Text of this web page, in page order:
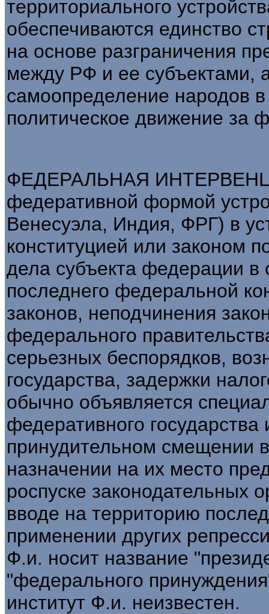
территориального
обеспечиваются единство
на основе разграничения
между РФ и ее субъектами,
самоопределение народов
политическое движение за
ФЕДЕРАЛЬНАЯ
федеративной формой
Венесуэла, Индия, ФРГ) в
конституцией или законом
дела субъекта федерации
последнего федеральной
законов, неподчинения
федерального
серьезных беспорядков,
государства, задержки
обычно объявляется
федеративного
принудительном смещении
назначении на их место
роспуске законодательных
вводе на территорию
применении других
Ф.и. носит название
"федерального
институт Ф.и. неизвестен.